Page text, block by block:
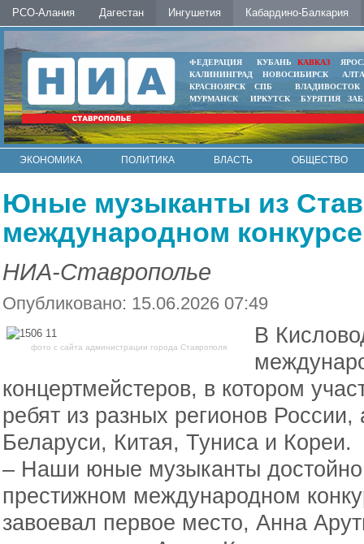
РСО-Алания Дагестан Ингушетия Кабардино-Балкария
ФЕДЕРАЦИЯ КУБАНЬ КАВКАЗ
КАЛИНИНГРАД
НОВОСИБИРСК
КРАСНОЯРСК
СПБ
ВЛАДИВОСТОК
МУРМАНСК
ИРКУТСК БУРЯТИЯ
ЭКОНОМИКА ПОЛИТИКА ВЛАСТЬ
ОБЩЕСТВО
Юные музыканты из
международном
НИА-Ставрополье
Опубликовано: 15.06.2026 07:49
фото с сайта администрации города Ставрополя
В
концертмейстеров, в котором
ребят из разных регионов
Беларуси, Китая, Туниса и Кореи.
– Наши юные музыканты
престижном международном
завоевал первое место, Анна